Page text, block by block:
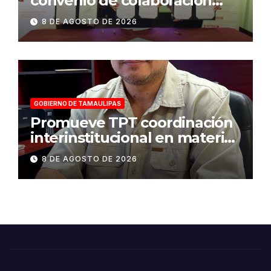
para fortalecer la atención a
víctimas y la defensa jurídica
en Tamaulipas
8 DE AGOSTO DE 2026
GOBIERNO DE TAMAULIPAS
Promueve TPT coordinación
interinstitucional en materia
de transparencia y acceso a
la información pública
8 DE AGOSTO DE 2026